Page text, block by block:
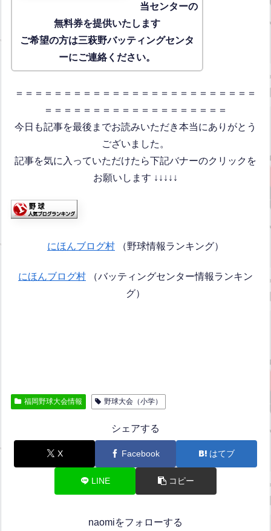
当センターの
無料券を提供いたします
ご希望の方は三萩野バッティングセンタ
ーにご連絡ください。
＝＝＝＝＝＝＝＝＝＝＝＝＝＝＝＝＝＝＝＝＝＝＝＝＝
＝＝＝＝＝＝＝＝＝＝＝＝＝＝＝＝＝＝＝
今日も記事を最後までお読みいただき本当にありがとう
ございました。
記事を気に入っていただけたら下記バナーのクリックを
お願いします ↓↓↓↓↓
にほんブログ村 （野球情報ランキング）
にほんブログ村 （バッティングセンター情報ランキン
グ）
福岡野球大会情報 野球大会（小学）
シェアする
X Facebook はてブ
LINE コピー
naomiをフォローする